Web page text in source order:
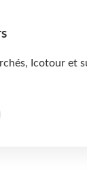
Icotour et